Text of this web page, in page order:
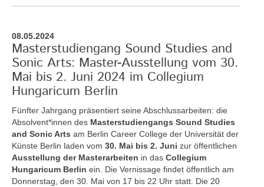
08.05.2024
Masterstudiengang Sound Studies and
Sonic Arts: Master-Ausstellung vom 30.
Mai bis 2. Juni 2024 im Collegium
Hungaricum Berlin
Fünfter Jahrgang präsentiert seine Abschlussarbeiten: die
Absolvent*innen des Masterstudiengangs Sound Studies
and Sonic Arts am Berlin Career College der Universität der
Künste Berlin laden vom 30. Mai bis 2. Juni zur öffentlichen
Ausstellung der Masterarbeiten in das Collegium
Hungaricum Berlin ein. Die Vernissage findet öffentlich am
Donnerstag, den 30. Mai von 17 bis 22 Uhr statt. Die 20